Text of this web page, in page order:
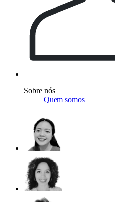
Sobre nós
Quem somos